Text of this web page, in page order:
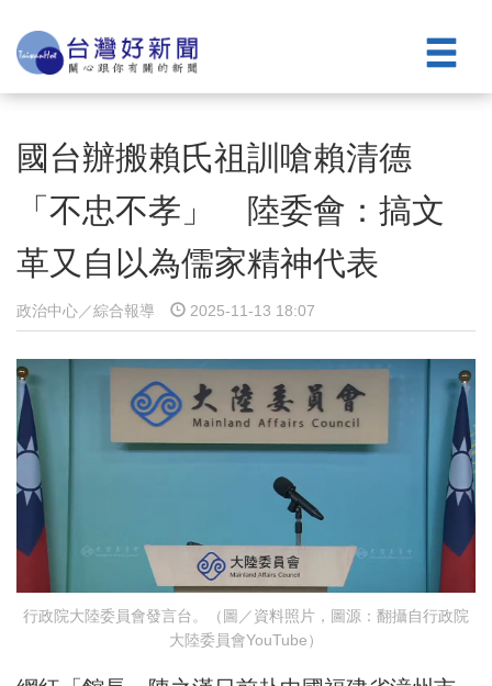
國台辦搬賴氏祖訓嗆賴清德
「不忠不孝」 陸委會：搞文
革又自以為儒家精神代表
政治中心／綜合報導 2025-11-13 18:07
行政院大陸委員會發言台。（圖／資料照片，圖源：翻攝自行政院
大陸委員會YouTube）